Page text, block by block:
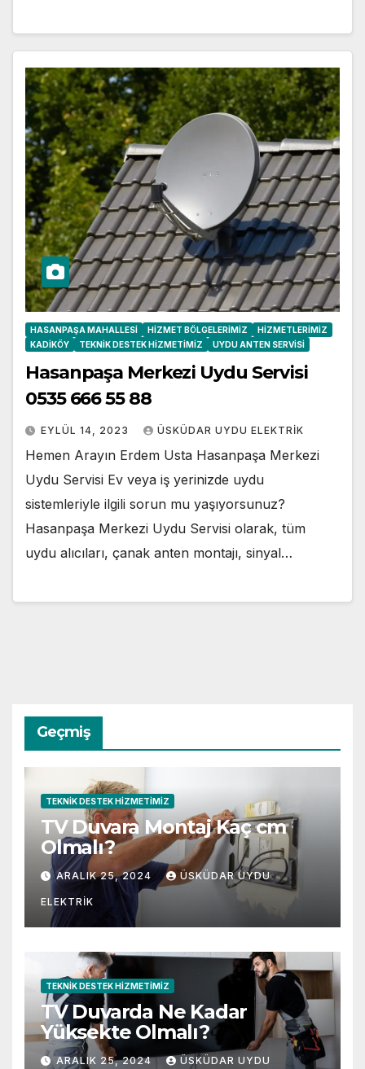
HASANPAŞA MAHALLESI HIZMET BÖLGELERIMIZ
HIZMETLERIMIZ
KADIKÖY
TEKNIK DESTEK HIZMETIMIZ UYDU ANTEN SERVISI
Hasanpaşa Merkezi Uydu Servisi
0535 666 55 88
EYLÜL 14, 2023 ÜSKÜDAR UYDU ELEKTRIK
Hemen Arayın Erdem Usta Hasanpaşa Merkezi
Uydu Servisi Ev veya iş yerinizde uydu
sistemleriyle ilgili sorun mu yaşıyorsunuz?
Hasanpaşa Merkezi Uydu Servisi olarak, tüm
uydu alıcıları, çanak anten montajı, sinyal…
Geçmiş
TEKNIK DESTEK HIZMETIMIZ
TV Duvara Montaj Kaç cm
Olmalı?
ARALIK 25, 2024 ÜSKÜDAR UYDU
ELEKTRIK
TEKNIK DESTEK HIZMETIMIZ
TV Duvarda Ne Kadar
Yüksekte Olmalı?
ARALIK 25, 2024 ÜSKÜDAR UYDU